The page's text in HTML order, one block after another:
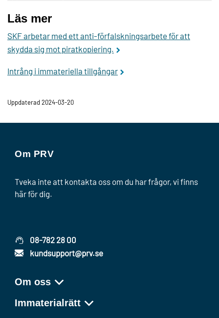
Läs mer
SKF arbetar med ett anti-förfalskningsarbete för att
skydda sig mot piratkopiering.
Intrång i immateriella tillgångar
Uppdaterad 2024-03-20
Om PRV
Tveka inte att kontakta oss om du har frågor, vi finns
här för dig.
08-782 28 00
kundsupport@prv.se
Om oss
Immaterialrätt